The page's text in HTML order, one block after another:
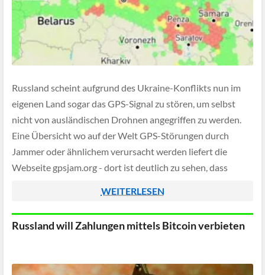
Russland scheint aufgrund des Ukraine-Konflikts nun im
eigenen Land sogar das GPS-Signal zu stören, um selbst
nicht von ausländischen Drohnen angegriffen zu werden.
Eine Übersicht wo auf der Welt GPS-Störungen durch
Jammer oder ähnlichem verursacht werden liefert die
Webseite gpsjam.org - dort ist deutlich zu sehen, dass
WEITERLESEN
Russland will Zahlungen mittels Bitcoin verbieten